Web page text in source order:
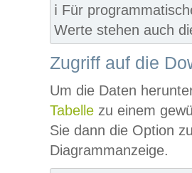
ℹ️ Für
Werte stehen auch
Zugriff auf die
Um die Daten
Tabelle zu einem
Sie dann die Option
Diagrammanzeige.